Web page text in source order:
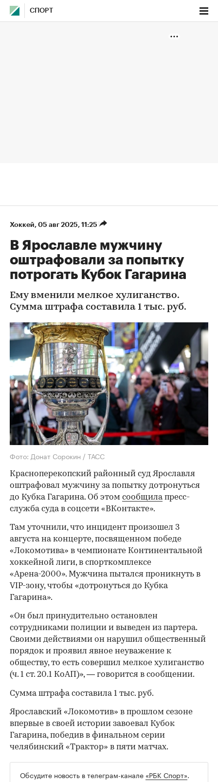
СПОРТ
Хоккей⁠, 05 авг 2025, 11:25
В Ярославле мужчину
оштрафовали за попытку
потрогать Кубок Гагарина
Ему вменили мелкое хулиганство.
Сумма штрафа составила 1 тыс. руб.
Фото: Донат Сорокин / ТАСС
Красноперекопский районный суд Ярославля
оштрафовал мужчину за попытку дотронуться
до Кубка Гагарина. Об этом сообщилапресс-
служба суда в соцсети «ВКонтакте».
Там уточнили, что инцидент произошел 3
августа на концерте, посвященном победе
«Локомотива» в чемпионате Континентальной
хоккейной лиги, в спорткомплексе
«Арена-2000». Мужчина пытался проникнуть в
VIP-зону, чтобы «дотронуться до Кубка
Гагарина».
«Он был принудительно остановлен
сотрудниками полиции и выведен из партера.
Своими действиями он нарушил общественный
порядок и проявил явное неуважение к
обществу, то есть совершил мелкое хулиганство
(ч. 1 ст. 20.1 КоАП)», — говорится в сообщении.
Сумма штрафа составила 1 тыс. руб.
Ярославский «Локомотив» в прошлом сезоне
впервые в своей истории завоевал Кубок
Гагарина, победив в финальном серии
челябинский «Трактор» в пяти матчах.
Обсудите новость в телеграм-канале «РБК Спорт».